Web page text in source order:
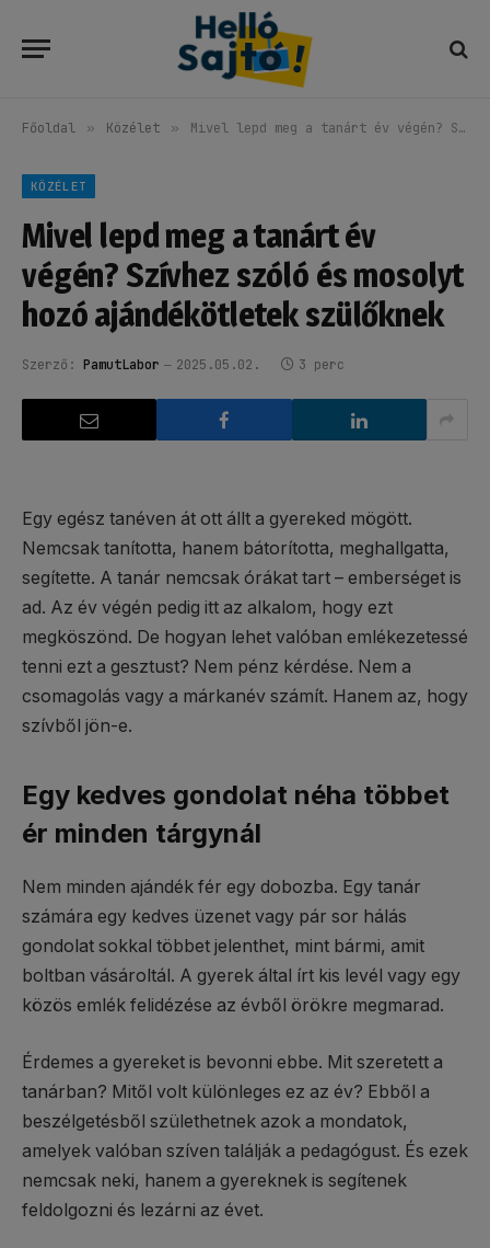
Főoldal » Közélet » Mivel lepd meg a tanárt év végén? Szívhez szóló és mosolyt hozó ajándékötletek szülőknek
KÖZÉLET
Mivel lepd meg a tanárt év
végén? Szívhez szóló és mosolyt
hozó ajándékötletek szülőknek
Szerző: PamutLabor 2025.05.02. 3 perc
Egy egész tanéven át ott állt a gyereked mögött.
Nemcsak tanította, hanem bátorította, meghallgatta,
segítette. A tanár nemcsak órákat tart – emberséget is
ad. Az év végén pedig itt az alkalom, hogy ezt
megköszönd. De hogyan lehet valóban emlékezetessé
tenni ezt a gesztust? Nem pénz kérdése. Nem a
csomagolás vagy a márkanév számít. Hanem az, hogy
szívből jön-e.
Egy kedves gondolat néha többet
ér minden tárgynál
Nem minden ajándék fér egy dobozba. Egy tanár
számára egy kedves üzenet vagy pár sor hálás
gondolat sokkal többet jelenthet, mint bármi, amit
boltban vásároltál. A gyerek által írt kis levél vagy egy
közös emlék felidézése az évből örökre megmarad.
Érdemes a gyereket is bevonni ebbe. Mit szeretett a
tanárban? Mitől volt különleges ez az év? Ebből a
beszélgetésből születhetnek azok a mondatok,
amelyek valóban szíven találják a pedagógust. És ezek
nemcsak neki, hanem a gyereknek is segítenek
feldolgozni és lezárni az évet.